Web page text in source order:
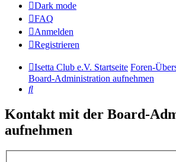
Dark mode
FAQ
Anmelden
Registrieren
Isetta Club e.V. Startseite Foren-
Board-Administration aufnehmen
Suche
Kontakt mit der Board-
aufnehmen